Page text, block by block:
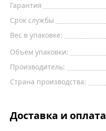
Гарантия
Срок службы
Вес в упаковке:
Объём упаковки:
Производитель:
Страна производства:
Доставка и оплата